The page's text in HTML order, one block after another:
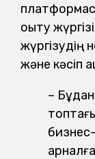
оқыту
жүргізудің
және кәсіп
–